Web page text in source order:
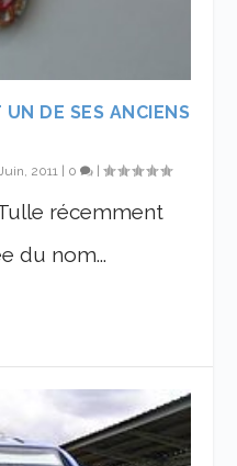
UN DE SES ANCIENS
2011 | 0 |
récemment
du nom...